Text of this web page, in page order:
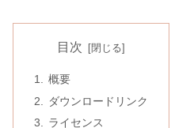
目次
概要
ダウンロードリンク
ライセンス